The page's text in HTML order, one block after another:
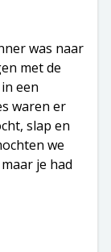
was naar
met de
een
waren er
slap en
we
je had